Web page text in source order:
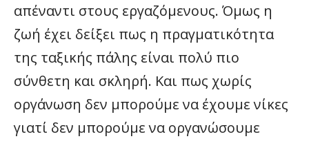
απέναντι στους εργαζόμενους. Όμως η
ζωή έχει δείξει πως η πραγματικότητα
της ταξικής πάλης είναι πολύ πιο
σύνθετη και σκληρή. Και πως χωρίς
οργάνωση δεν μπορούμε να έχουμε νίκες
γιατί δεν μπορούμε να οργανώσουμε